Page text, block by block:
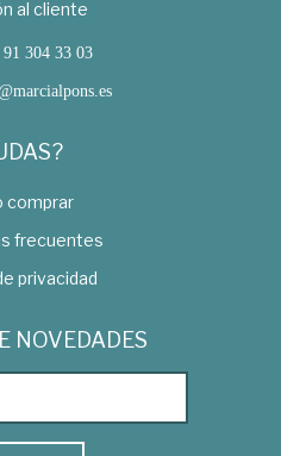
al cliente
304 33 03
comprar
frecuentes
privacidad
NOVEDADES